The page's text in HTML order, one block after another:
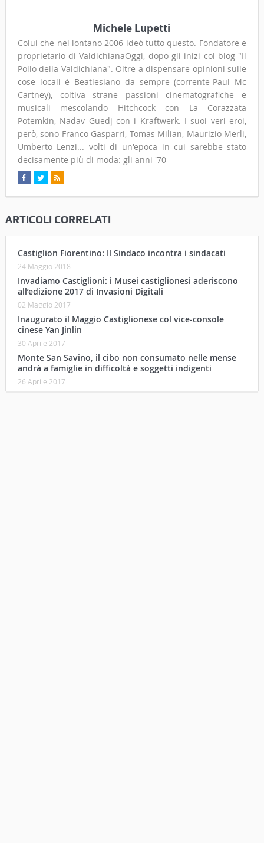
Michele Lupetti
Colui che nel lontano 2006 ideò tutto questo. Fondatore e
proprietario di ValdichianaOggi, dopo gli inizi col blog "Il
Pollo della Valdichiana". Oltre a dispensare opinioni sulle
cose locali è Beatlesiano da sempre (corrente-Paul Mc
Cartney), coltiva strane passioni cinematografiche e
musicali mescolando Hitchcock con La Corazzata
Potemkin, Nadav Guedj con i Kraftwerk. I suoi veri eroi,
però, sono Franco Gasparri, Tomas Milian, Maurizio Merli,
Umberto Lenzi... volti di un'epoca in cui sarebbe stato
decisamente più di moda: gli anni '70
ARTICOLI CORRELATI
Castiglion Fiorentino: Il Sindaco incontra i sindacati
24 Maggio 2018
Invadiamo Castiglioni: i Musei castiglionesi aderiscono
all’edizione 2017 di Invasioni Digitali
02 Maggio 2017
Inaugurato il Maggio Castiglionese col vice-console
cinese Yan Jinlin
30 Aprile 2017
Monte San Savino, il cibo non consumato nelle mense
andrà a famiglie in difficoltà e soggetti indigenti
26 Aprile 2017